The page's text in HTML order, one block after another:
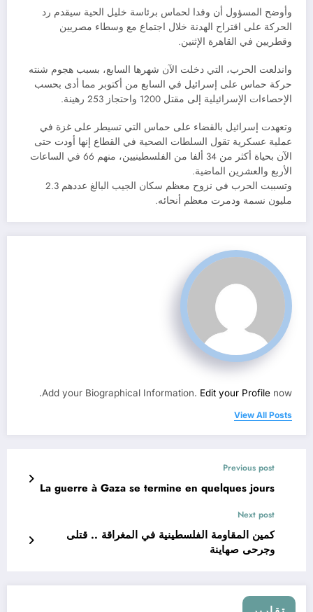
وأوضح المسؤول أن وفدا لحماس برئاسة خليل الحية سيقدم رد
الحركة على اقتراح الهدنة خلال اجتماع مع وسطاء مصريين
وقطريين في القاهرة الإثنين.
واندلعت الحرب، التي دخلت الآن شهرها السابع، بسبب هجوم شنته
حركة حماس على إسرائيل في السابع من أكتوبر مما أدى بحسب
الإحصاءات الإسرائيلية إلى مقتل 1200 واحتجاز 253 رهينة.
وتعهدت إسرائيل بالقضاء على حماس التي تسيطر على غزة في
عملية عسكرية تقول السلطات الصحية في القطاع إنها أودت حتى
الآن بحياة أكثر من 34 ألفا من الفلسطينيين، منهم 66 في الساعات
الأربع والعشرين الماضية.
وتسببت الحرب في نزوح معظم سكان الجيب البالغ عددهم 2.3
مليون نسمة ودمرت معظم أنحائه.
Add your Biographical Information. Edit your Profile now.
View All Posts
Previous post
La guerre à Gaza se termine en quelques jours
Next post
كمين المقاومة الفلسطينية في المغراقة .. قتلى
وجرحى صهاينة